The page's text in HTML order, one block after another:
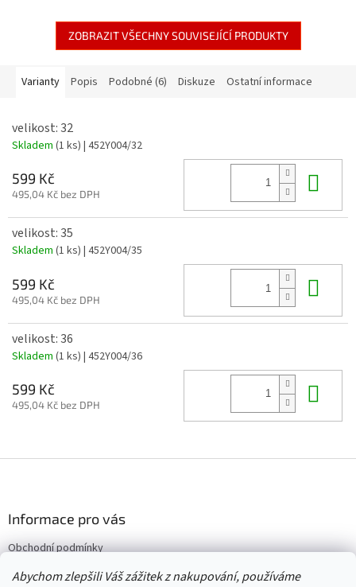
Abychom zlepšili Váš zážitek z nakupování, používáme
ZOBRAZIT VŠECHNY SOUVISEJÍCÍ PRODUKTY
Varianty Popis Podobné (6) Diskuze Ostatní informace
velikost: 32
Skladem (1 ks) | 452Y004/32
599 Kč
495,04 Kč bez DPH
velikost: 35
Skladem (1 ks) | 452Y004/35
599 Kč
495,04 Kč bez DPH
velikost: 36
Skladem (1 ks) | 452Y004/36
599 Kč
495,04 Kč bez DPH
í
Informace pro vás
Obchodní podmínky
Vrácení/výměna/reklamace